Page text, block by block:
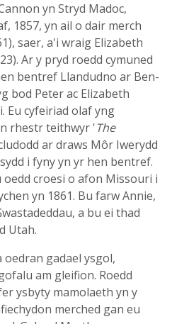
yn Stryd Madoc,
1857, yn ail o dair merch
saer, a'i wraig Elizabeth
Ar y pryd roedd cymuned
bentref Llandudno ar Ben-
bod Peter ac Elizabeth
Eu cyfeiriad olaf yng
rhestr teithwyr 'The
ar draws Môr Iwerydd
i fyny yn yr hen bentref.
croesi o afon Missouri i
yn 1861. Bu farw Annie,
a bu ei thad
Utah.
gadael ysgol,
am gleifion. Roedd
ysbyty mamolaeth yn y
merched gan eu